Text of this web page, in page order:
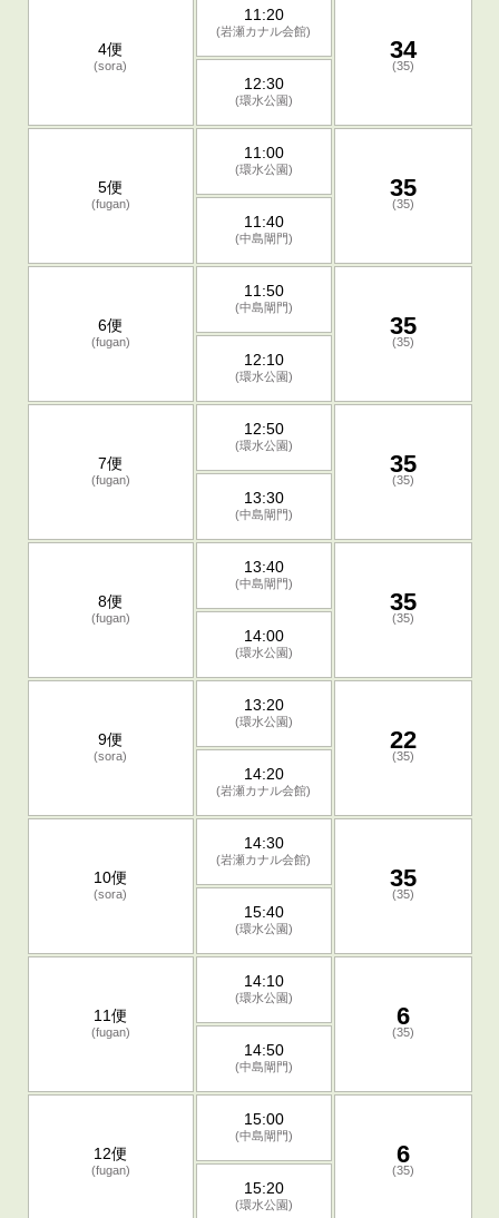
4便
(sora)
11:20
(岩瀬カナル会館)
34
(35)
12:30
(環水公園)
5便
(fugan)
11:00
(環水公園)
35
(35)
11:40
(中島閘門)
6便
(fugan)
11:50
(中島閘門)
35
(35)
12:10
(環水公園)
7便
(fugan)
12:50
(環水公園)
35
(35)
13:30
(中島閘門)
8便
(fugan)
13:40
(中島閘門)
35
(35)
14:00
(環水公園)
9便
(sora)
13:20
(環水公園)
22
(35)
14:20
(岩瀬カナル会館)
10便
(sora)
14:30
(岩瀬カナル会館)
35
(35)
15:40
(環水公園)
11便
(fugan)
14:10
(環水公園)
6
(35)
14:50
(中島閘門)
12便
(fugan)
15:00
(中島閘門)
6
(35)
15:20
(環水公園)